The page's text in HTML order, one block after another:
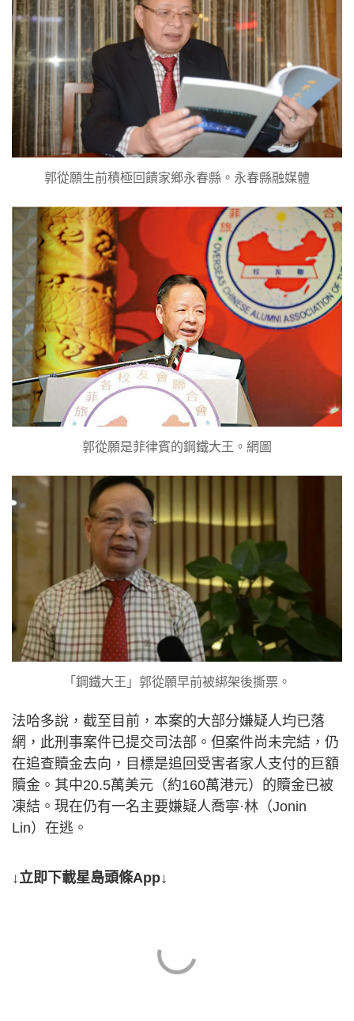
郭從願生前積極回饋家鄉永春縣。永春縣融媒體
郭從願是菲律賓的鋼鐵大王。網圖
「鋼鐵大王」郭從願早前被綁架後撕票。
法哈多說，截至目前，本案的大部分嫌疑人均已落
網，此刑事案件已提交司法部。但案件尚未完結，仍
在追查贖金去向，目標是追回受害者家人支付的巨額
贖金。其中20.5萬美元（約160萬港元）的贖金已被
凍結。現在仍有一名主要嫌疑人喬寧·林（Jonin
Lin）在逃。
↓立即下載星島頭條App↓